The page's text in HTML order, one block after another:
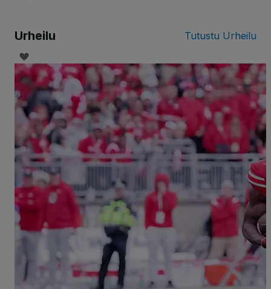
Urheilu Tutustu Urheilu